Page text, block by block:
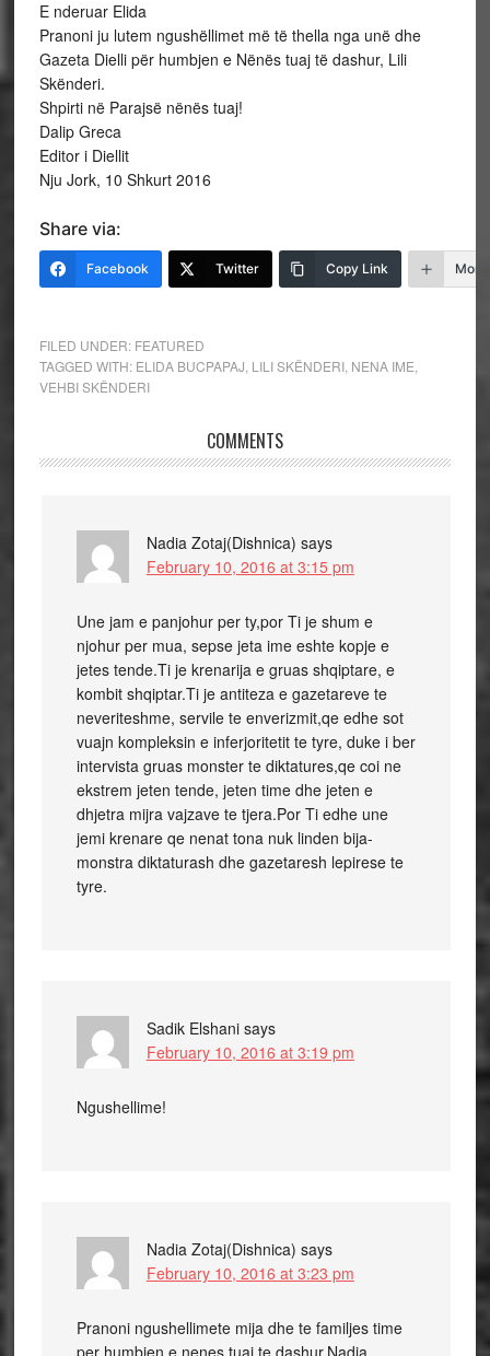
E nderuar Elida
Pranoni ju lutem ngushëllimet më të thella nga unë dhe
Gazeta Dielli për humbjen e Nënës tuaj të dashur, Lili
Skënderi.
Shpirti në Parajsë nënës tuaj!
Dalip Greca
Editor i Diellit
Nju Jork, 10 Shkurt 2016
Share via:
Facebook Twitter Copy Link More
FILED UNDER: FEATURED
TAGGED WITH: ELIDA BUCPAPAJ LILI SKËNDERI, NENA IME
VEHBI SKËNDERI
COMMENTS
Nadia Zotaj(Dishnica) says
February 10, 2016 at 3:15 pm
Une jam e panjohur per ty,por Ti je shum e
njohur per mua, sepse jeta ime eshte kopje e
jetes tende.Ti je krenarija e gruas shqiptare, e
kombit shqiptar.Ti je antiteza e gazetareve te
neveriteshme, servile te enverizmit,qe edhe sot
vuajn kompleksin e inferjoritetit te tyre, duke i ber
intervista gruas monster te diktatures,qe coi ne
ekstrem jeten tende, jeten time dhe jeten e
dhjetra mijra vajzave te tjera.Por Ti edhe une
jemi krenare qe nenat tona nuk linden bija-
monstra diktaturash dhe gazetaresh lepirese te
tyre.
Sadik Elshani says
February 10, 2016 at 3:19 pm
Ngushellime!
Nadia Zotaj(Dishnica) says
February 10, 2016 at 3:23 pm
Pranoni ngushellimete mija dhe te familjes time
per humbjen e nenes tuaj te dashur.Nadia